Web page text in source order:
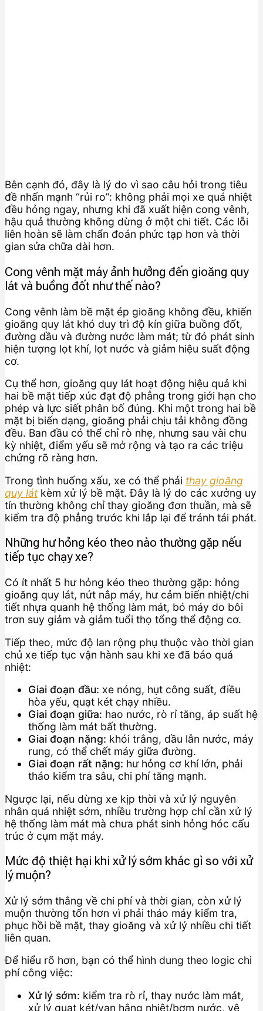
Bên cạnh đó, đây là lý do vì sao câu hỏi trong tiêu
đề nhấn mạnh “rủi ro”: không phải mọi xe quá nhiệt
đều hỏng ngay, nhưng khi đã xuất hiện cong vênh,
hậu quả thường không dừng ở một chi tiết. Các lỗi
liên hoàn sẽ làm chẩn đoán phức tạp hơn và thời
gian sửa chữa dài hơn.
Cong vênh mặt máy ảnh hưởng đến gioăng quy
lát và buồng đốt như thế nào?
Cong vênh làm bề mặt ép gioăng không đều, khiến
gioăng quy lát khó duy trì độ kín giữa buồng đốt,
đường dầu và đường nước làm mát; từ đó phát sinh
hiện tượng lọt khí, lọt nước và giảm hiệu suất động
cơ.
Cụ thể hơn, gioăng quy lát hoạt động hiệu quả khi
hai bề mặt tiếp xúc đạt độ phẳng trong giới hạn cho
phép và lực siết phân bố đúng. Khi một trong hai bề
mặt bị biến dạng, gioăng phải chịu tải không đồng
đều. Ban đầu có thể chỉ rò nhẹ, nhưng sau vài chu
kỳ nhiệt, điểm yếu sẽ mở rộng và tạo ra các triệu
chứng rõ ràng hơn.
Trong tình huống xấu, xe có thể phải thay gioăng
quy látkèm xử lý bề mặt. Đây là lý do các xưởng uy
tín thường không chỉ thay gioăng đơn thuần, mà sẽ
kiểm tra độ phẳng trước khi lắp lại để tránh tái phát.
Những hư hỏng kéo theo nào thường gặp nếu
tiếp tục chạy xe?
Có ít nhất 5 hư hỏng kéo theo thường gặp: hỏng
gioăng quy lát, nứt nắp máy, hư cảm biến nhiệt/chi
tiết nhựa quanh hệ thống làm mát, bó máy do bôi
trơn suy giảm và giảm tuổi thọ tổng thể động cơ.
Tiếp theo, mức độ lan rộng phụ thuộc vào thời gian
chủ xe tiếp tục vận hành sau khi xe đã báo quá
nhiệt:
Giai đoạn đầu: xe nóng, hụt công suất, điều
hòa yếu, quạt két chạy nhiều.
Giai đoạn giữa: hao nước, rò rỉ tăng, áp suất hệ
thống làm mát bất thường.
Giai đoạn nặng: khói trắng, dầu lẫn nước, máy
rung, có thể chết máy giữa đường.
Giai đoạn rất nặng: hư hỏng cơ khí lớn, phải
tháo kiểm tra sâu, chi phí tăng mạnh.
Ngược lại, nếu dừng xe kịp thời và xử lý nguyên
nhân quá nhiệt sớm, nhiều trường hợp chỉ cần xử lý
hệ thống làm mát mà chưa phát sinh hỏng hóc cấu
trúc ở cụm mặt máy.
Mức độ thiệt hại khi xử lý sớm khác gì so với xử
lý muộn?
Xử lý sớm thắng về chi phí và thời gian, còn xử lý
muộn thường tốn hơn vì phải tháo máy kiểm tra,
phục hồi bề mặt, thay gioăng và xử lý nhiều chi tiết
liên quan.
Để hiểu rõ hơn, bạn có thể hình dung theo logic chi
phí công việc:
Xử lý sớm: kiểm tra rò rỉ, thay nước làm mát,
xử lý quạt két/van hằng nhiệt/bơm nước, vệ